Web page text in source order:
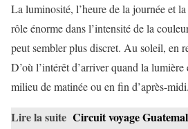
La luminosité, l’heure de la journée et
rôle énorme dans l’intensité de la
peut sembler plus discret. Au soleil, en
D’où l’intérêt d’arriver quand la
milieu de matinée ou en fin d’après-midi.
Lire la suite Circuit voyage